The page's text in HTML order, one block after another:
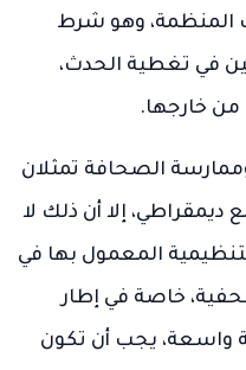
المنظمة، وهو شرط
في تغطية الحدث،
من خارجها.
الصحافة تمثلان
إلا أن ذلك لا
المعمول بها في
خاصة في إطار
واسعة، يجب أن تكون